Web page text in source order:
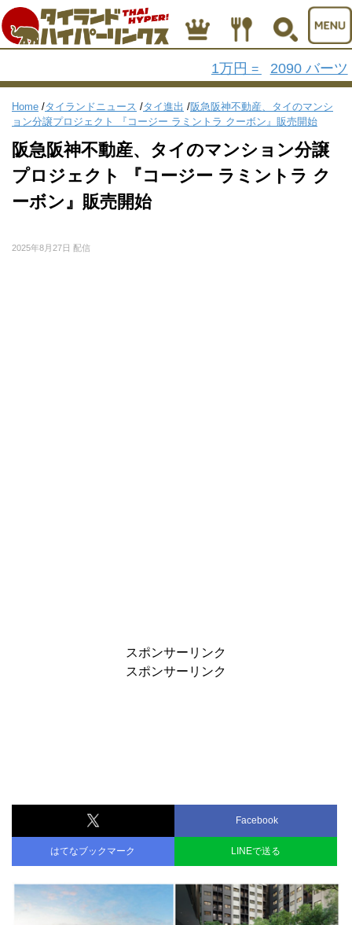
1万円 = 2090 バーツ
Home /タイランドニュース /タイ進出 /阪急阪神不動産、タイのマンシ
ョン分譲プロジェクト 『コージー ラミントラ クーボン』販売開始
阪急阪神不動産、タイのマンション分譲
プロジェクト 『コージー ラミントラ ク
ーボン』販売開始
2025年8月27日 配信
スポンサーリンク
スポンサーリンク
Facebook
はてなブックマーク LINEで送る